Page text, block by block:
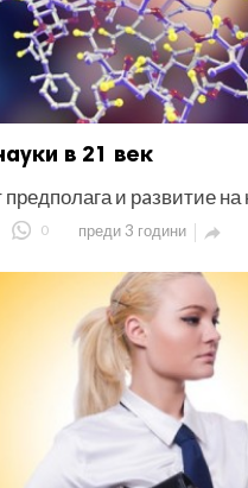
в 21 век
и рaзвитие на
0 преди 3 години 